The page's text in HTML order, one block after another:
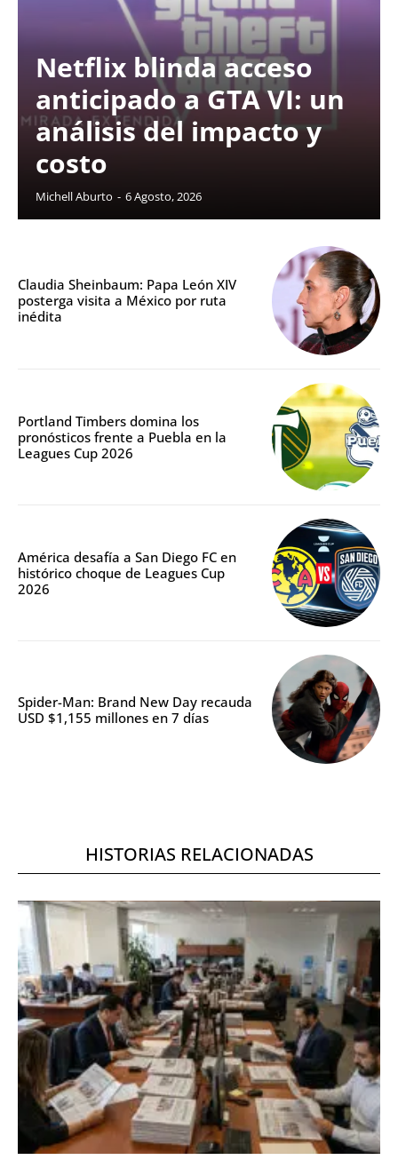
Netflix blinda acceso
anticipado a GTA VI: un
análisis del impacto y
costo
Michell Aburto - 6 Agosto, 2026
Claudia Sheinbaum: Papa León XIV
posterga visita a México por ruta
inédita
Portland Timbers domina los
pronósticos frente a Puebla en la
Leagues Cup 2026
América desafía a San Diego FC en
histórico choque de Leagues Cup
2026
Spider-Man: Brand New Day recauda
USD $1,155 millones en 7 días
HISTORIAS RELACIONADAS